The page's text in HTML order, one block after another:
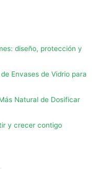
diseño, protección y
Envases de Vidrio para
Natural de Dosificar
y crecer contigo